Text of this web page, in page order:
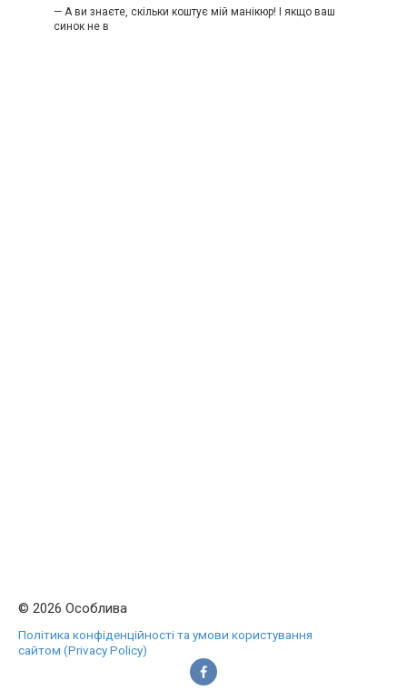
— А ви знаєте, скільки коштує мій манікюр! І якщо ваш
синок не в
© 2026 Особлива
Політика конфіденційності та умови користування
сайтом (Privacy Policy)